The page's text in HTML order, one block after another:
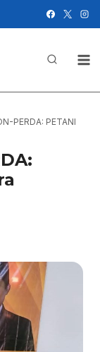
PERDA: PETANI